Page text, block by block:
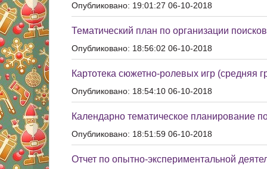
Опубликовано: 19:01:27 06-10-2018
Тематический план по организации
Опубликовано: 18:56:02 06-10-2018
Картотека сюжетно-ролевых игр (средняя
Опубликовано: 18:54:10 06-10-2018
Календарно тематическое планирование
Опубликовано: 18:51:59 06-10-2018
Отчет по опытно-экспериментальной